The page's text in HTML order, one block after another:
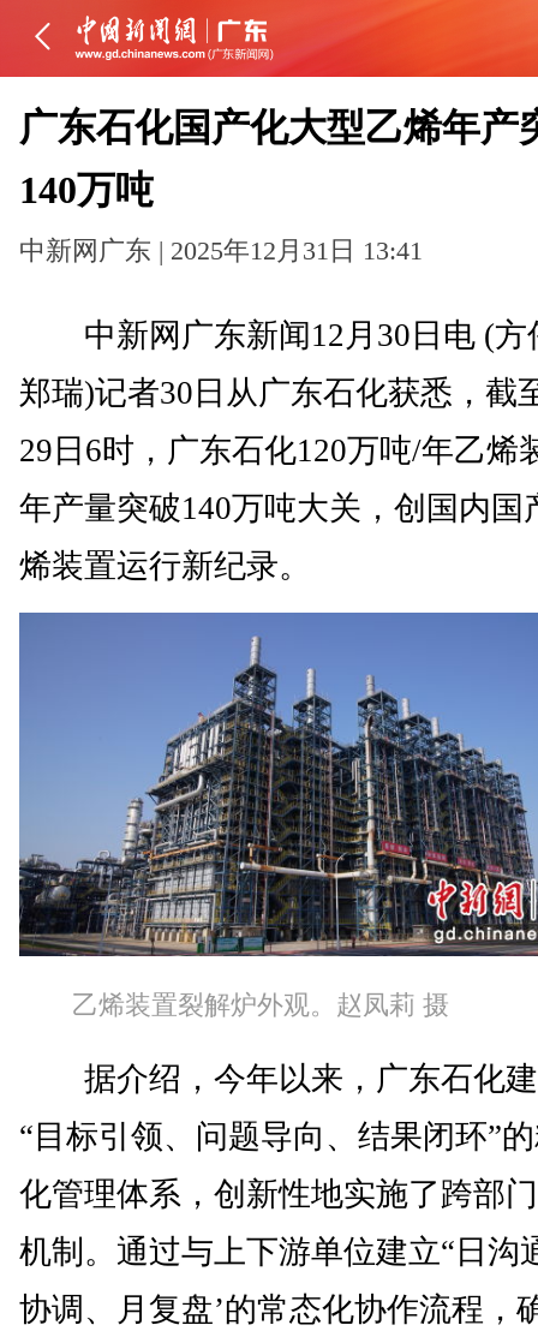
广东石化国产化大型乙烯年产
140万吨
中新网广东 | 2025年12月31日 13:41
中新网广东新闻12月30日电 (方
郑瑞)记者30日从广东石化获悉，截
29日6时，广东石化120万吨/年乙烯
年产量突破140万吨大关，创国内国
烯装置运行新纪录。
乙烯装置裂解炉外观。赵凤莉 摄
据介绍，今年以来，广东石化
“目标引领、问题导向、结果闭环”
化管理体系，创新性地实施了跨部
机制。通过与上下游单位建立“日沟
协调、月复盘’的常态化协作流程，